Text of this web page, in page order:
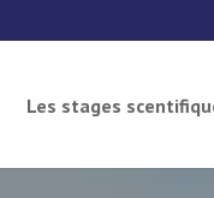
Les stages